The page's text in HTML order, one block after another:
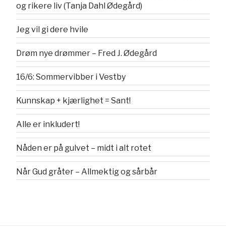
og rikere liv (Tanja Dahl Ødegård)
Jeg vil gi dere hvile
Drøm nye drømmer – Fred J. Ødegård
16/6: Sommervibber i Vestby
Kunnskap + kjærlighet = Sant!
Alle er inkludert!
Nåden er på gulvet – midt i alt rotet
Når Gud gråter – Allmektig og sårbår